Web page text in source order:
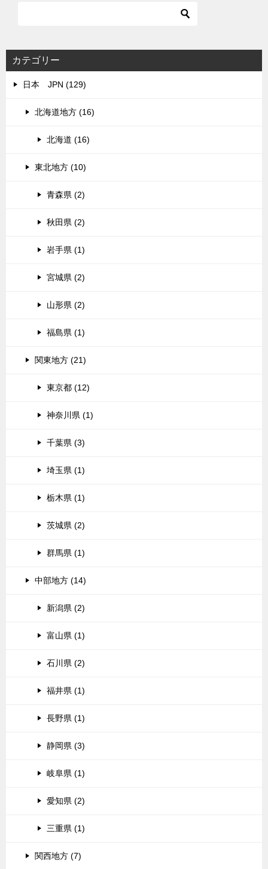
カテゴリー
日本 JPN (129)
北海道地方 (16)
北海道 (16)
東北地方 (10)
青森県 (2)
秋田県 (2)
岩手県 (1)
宮城県 (2)
山形県 (2)
福島県 (1)
関東地方 (21)
東京都 (12)
神奈川県 (1)
千葉県 (3)
埼玉県 (1)
栃木県 (1)
茨城県 (2)
群馬県 (1)
中部地方 (14)
新潟県 (2)
富山県 (1)
石川県 (2)
福井県 (1)
長野県 (1)
静岡県 (3)
岐阜県 (1)
愛知県 (2)
三重県 (1)
関西地方 (7)